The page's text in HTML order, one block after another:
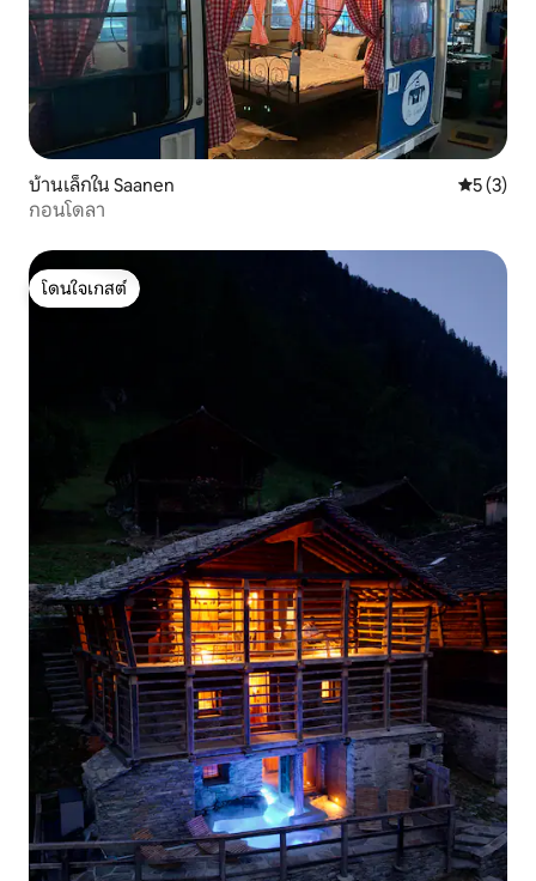
บ้านเล็กใน Saanen คะแนนเฉ
5 (3)
กอนโดลา
โดนใจเกสต์
โดนใจเกสต์